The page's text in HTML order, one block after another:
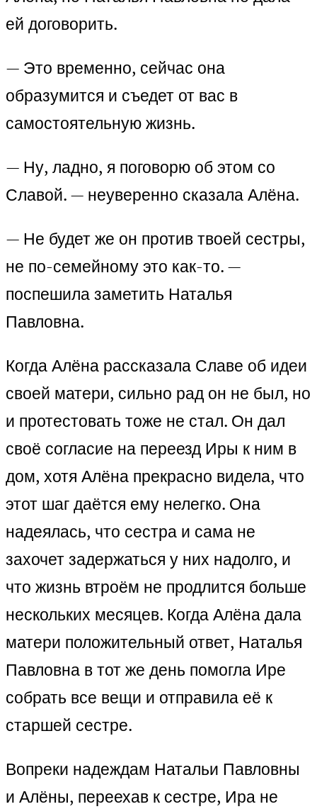
ей договорить.
— Это временно, сейчас она
образумится и съедет от вас в
самостоятельную жизнь.
— Ну, ладно, я поговорю об этом со
Славой. — неуверенно сказала Алёна.
— Не будет же он против твоей сестры,
не по-семейному это как-то. —
поспешила заметить Наталья
Павловна.
Когда Алёна рассказала Славе об идеи
своей матери, сильно рад он не был, но
и протестовать тоже не стал. Он дал
своё согласие на переезд Иры к ним в
дом, хотя Алёна прекрасно видела, что
этот шаг даётся ему нелегко. Она
надеялась, что сестра и сама не
захочет задержаться у них надолго, и
что жизнь втроём не продлится больше
нескольких месяцев. Когда Алёна дала
матери положительный ответ, Наталья
Павловна в тот же день помогла Ире
собрать все вещи и отправила её к
старшей сестре.
Вопреки надеждам Натальи Павловны
и Алёны, переехав к сестре, Ира не